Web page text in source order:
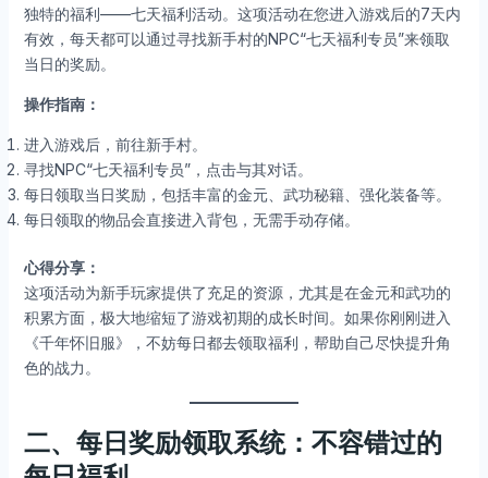
独特的福利——七天福利活动。这项活动在您进入游戏后的7天内
有效，每天都可以通过寻找新手村的NPC“七天福利专员”来领取
当日的奖励。
操作指南：
进入游戏后，前往新手村。
寻找NPC“七天福利专员”，点击与其对话。
每日领取当日奖励，包括丰富的金元、武功秘籍、强化装备等。
每日领取的物品会直接进入背包，无需手动存储。
心得分享：
这项活动为新手玩家提供了充足的资源，尤其是在金元和武功的
积累方面，极大地缩短了游戏初期的成长时间。如果你刚刚进入
《千年怀旧服》，不妨每日都去领取福利，帮助自己尽快提升角
色的战力。
二、每日奖励领取系统：不容错过的